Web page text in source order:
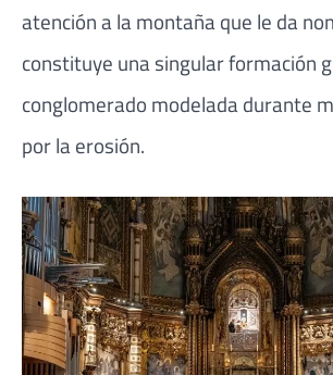
atención a la montaña que le da
constituye una singular formación
conglomerado modelada durante
por la erosión.